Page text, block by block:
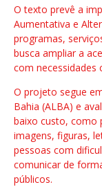
O texto prevê a
Aumentativa e
programas,
busca ampliar a
com necessidades
O projeto segue
Bahia (ALBA) e
baixo custo, como
imagens, figuras,
pessoas com
comunicar de
públicos.